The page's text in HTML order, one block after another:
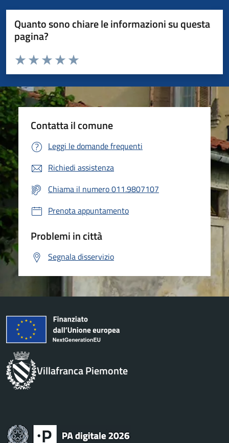
Quanto sono chiare le informazioni su questa
pagina?
Valuta da 1 a 5 stelle la pagina
Valuta 5 stelle su 5
Valuta 4 stelle su 5
Valuta 3 stelle su 5
Valuta 2 stelle su 5
Valuta 1 stelle su 5
Contatta il comune
Leggi le domande frequenti
Richiedi assistenza
Chiama il numero 011.9807107
Prenota appuntamento
Problemi in città
Segnala disservizio
Villafranca Piemonte